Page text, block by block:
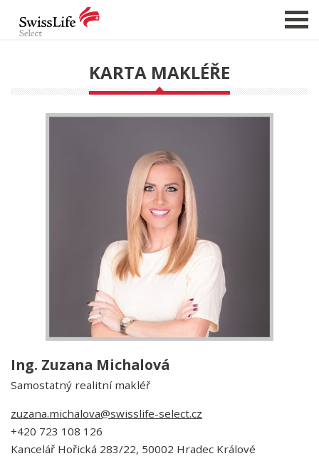
NABÍDKA NEMOVITOSTÍ
CHCI PRODAT / PRONAJMOUT
CHCI OCENIT NEMOVITOST
FINANCOVÁNÍ / HYPOTÉKA
KONTAKT
KARTA MAKLÉŘE
Ing. Zuzana Michalová
Samostatný realitní makléř
zuzana.michalova@swisslife-select.cz
+420 723 108 126
Kancelář Hořická 283/22, 50002 Hradec Králové